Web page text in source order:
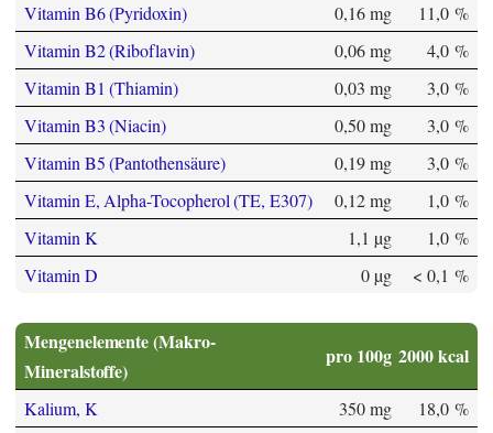
Vitamin B6 (Pyridoxin) 0,16 mg
11,0 %
Vitamin B2 (Riboflavin)
0,06 mg
4,0 %
Vitamin B1 (Thiamin)
0,03 mg
3,0 %
Vitamin B3 (Niacin)
0,50 mg
3,0 %
Vitamin B5 (Pantothensäure)
0,19 mg
3,0 %
Vitamin E, Alpha-Tocopherol (TE, E307)
0,12 mg
1,0 %
Vitamin K
1,1 µg
1,0 %
Vitamin D
0 µg < 0,1 %
Mengenelemente (Makro-
Mineralstoffe)
pro 100g 2000 kcal
Kalium, K 350 mg
18,0 %